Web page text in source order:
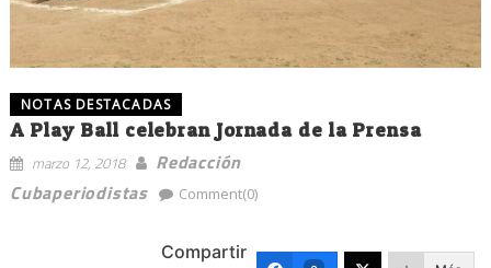
NOTAS DESTACADAS
A Play Ball celebran Jornada de la Prensa
marzo 12, 2018
Redacción
Cubaperiodistas
Comment(0)
Compartir